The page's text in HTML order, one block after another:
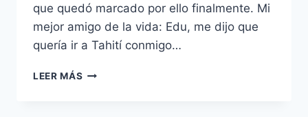
que quedó marcado por ello finalmente. Mi
mejor amigo de la vida: Edu, me dijo que
quería ir a Tahití conmigo…
LEER MÁS TAHITÍ